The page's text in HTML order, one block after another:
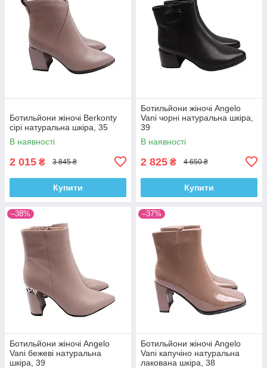
Ботильйони жіночі Berkonty
сірі натуральна шкіра, 35
В наявності
2 015 ₴ 3 845 ₴
Купити
Ботильйони жіночі Angelo
Vani чорні натуральна шкіра,
39
В наявності
2 825 ₴ 4 650 ₴
Купити
–38%
Ботильйони жіночі Angelo
Vani бежеві натуральна
шкіра, 39
–37%
Ботильйони жіночі Angelo
Vani капучіно натуральна
лакована шкіра, 38